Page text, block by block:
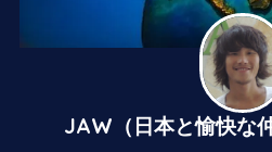
JAW（日本と愉快な